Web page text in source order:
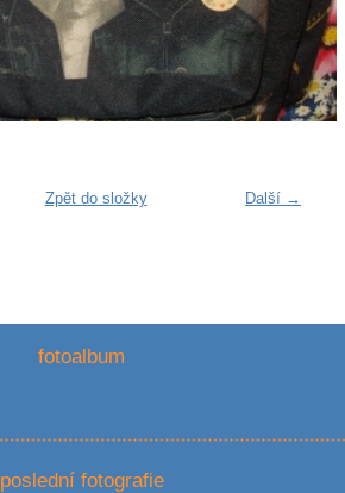
Další →
Zpět do složky
fotoalbum
poslední fotografie